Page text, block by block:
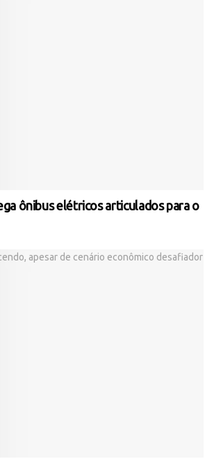
ônibus elétricos articulados para o